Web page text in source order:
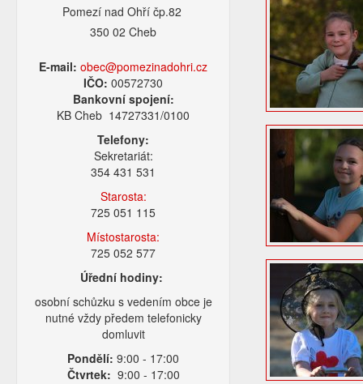
Pomezí nad Ohří čp.82
350 02 Cheb
E-mail: obec@pomezinadohri.cz
IČO:00572730
Bankovní spojení:
KB Cheb 14727331/0100
Telefony:
Sekretariát:
354 431 531
Starosta:
725 051 115
Místostarosta:
725 052 577
Úřední hodiny:
osobní schůzku s vedením obce je
nutné vždy předem telefonicky
domluvit
Pondělí: 9:00 - 17:00
Čtvrtek: 9:00 - 17:00